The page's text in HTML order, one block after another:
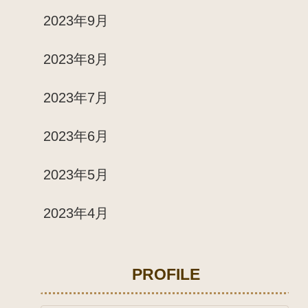
2023年9月
2023年8月
2023年7月
2023年6月
2023年5月
2023年4月
PROFILE